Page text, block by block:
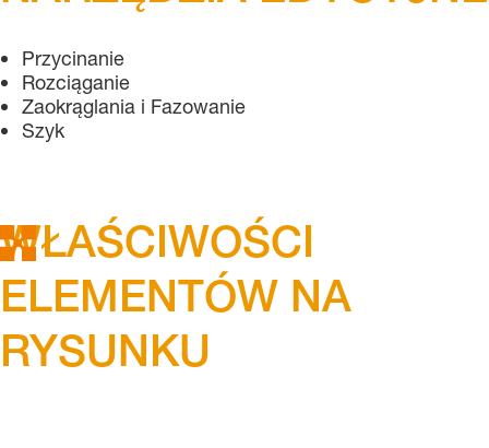
Przycinanie
Rozciąganie
Zaokrąglania i Fazowanie
Szyk
WŁAŚCIWOŚCI
ELEMENTÓW NA
RYSUNKU